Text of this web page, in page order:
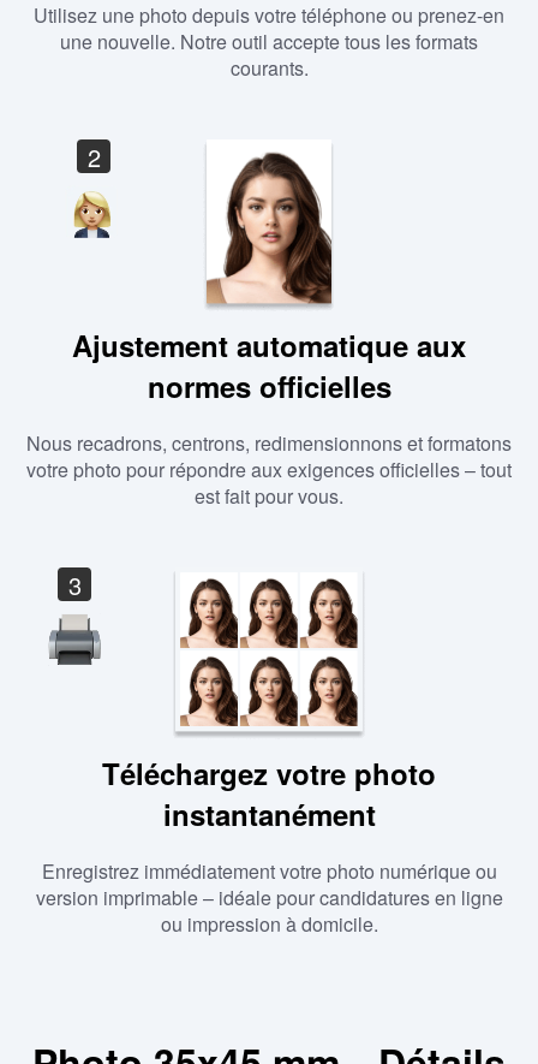
Utilisez une photo depuis votre téléphone ou prenez-en
une nouvelle. Notre outil accepte tous les formats
courants.
2
Ajustement automatique aux
normes officielles
Nous recadrons, centrons, redimensionnons et formatons
votre photo pour répondre aux exigences officielles – tout
est fait pour vous.
3
Téléchargez votre photo
instantanément
Enregistrez immédiatement votre photo numérique ou
version imprimable – idéale pour candidatures en ligne
ou impression à domicile.